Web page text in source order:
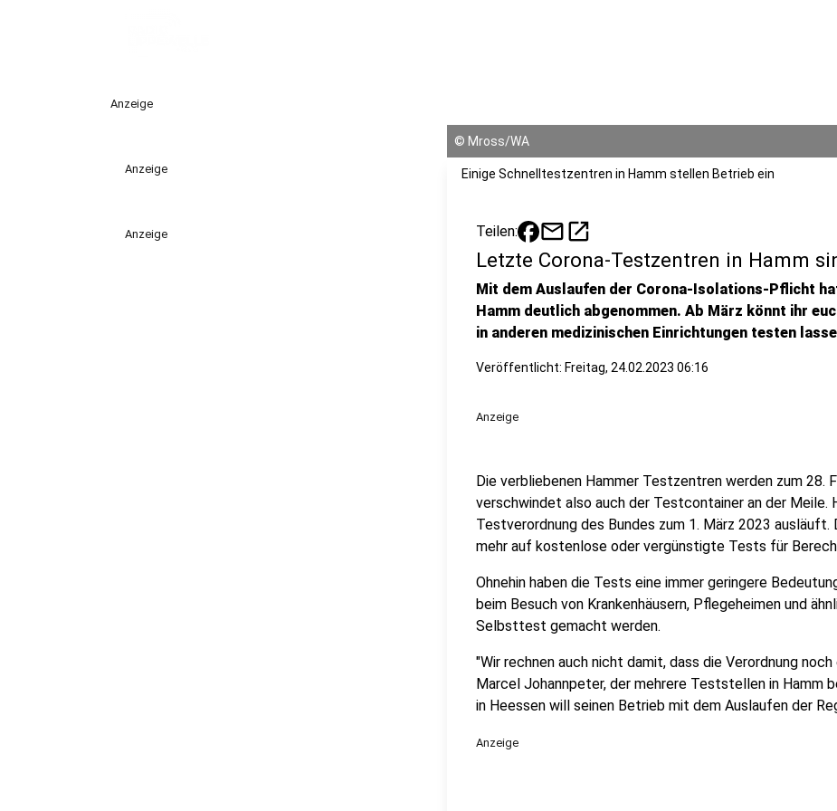
Anzeige
Anzeige
Anzeige
© Mross/WA
Einige Schnelltestzentren in Hamm stellen Betrieb ein
Teilen: mailopen_in_new
Letzte Corona-Testzentren in Hamm
Mit dem Auslaufen der Corona-Isolations-Pflicht
Hamm deutlich abgenommen. Ab März könnt ihr
in anderen medizinischen Einrichtungen testen
Veröffentlicht: Freitag, 24.02.2023 06:16
Anzeige
Die verbliebenen Hammer Testzentren werden zum 28.
verschwindet also auch der Testcontainer an der Meile.
Testverordnung des Bundes zum 1. März 2023
mehr auf kostenlose oder vergünstigte Tests für
Ohnehin haben die Tests eine immer geringere
beim Besuch von Krankenhäusern, Pflegeheimen und
Selbsttest gemacht werden.
"Wir rechnen auch nicht damit, dass die Verordnung
Marcel Johannpeter, der mehrere Teststellen in Hamm
in Heessen will seinen Betrieb mit dem Auslaufen der
Anzeige